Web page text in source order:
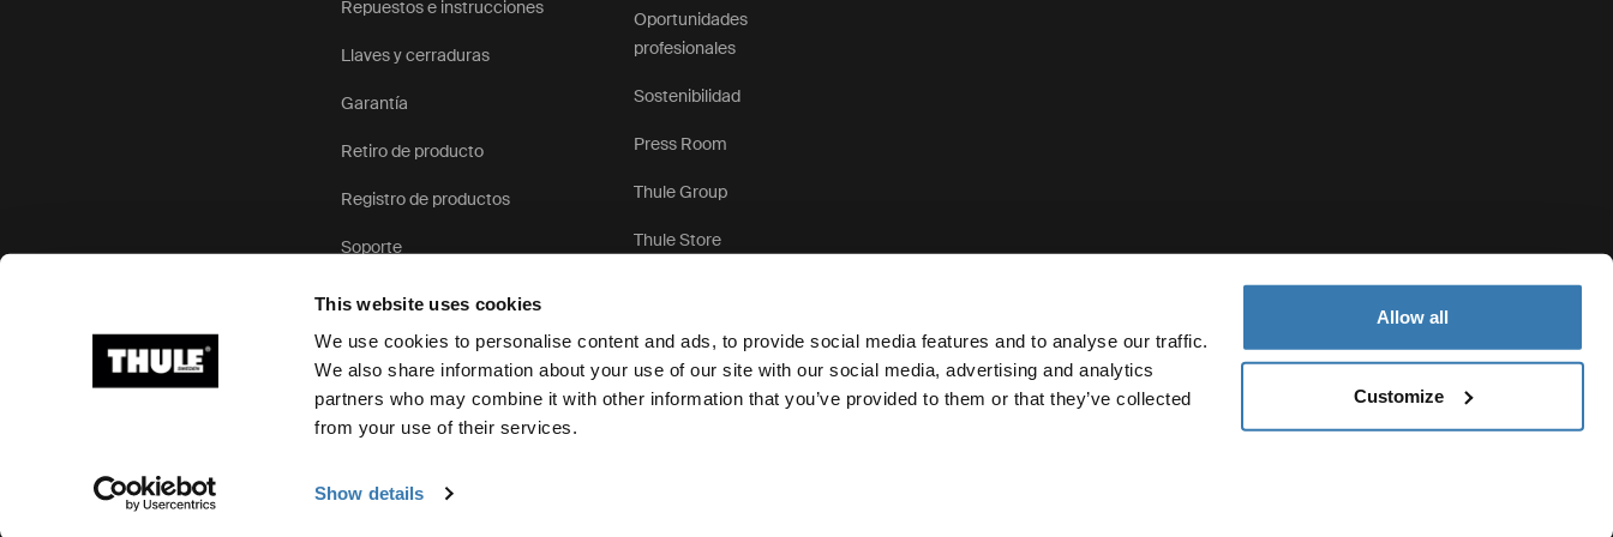
This website uses cookies
We use cookies to personalise content and ads, to provide social media features and to analyse our traffic.
We also share information about your use of our site with our social media, advertising and analytics
partners who may combine it with other information that you’ve provided to them or that they’ve collected
from your use of their services.
Show details
Allow all
Customize
Repuestos e instrucciones
Llaves y cerraduras
Garantía
Retiro de producto
Registro de productos
Soporte
Oportunidades
profesionales
Sostenibilidad
Press Room
Thule Group
Thule Store
Ⓒ 2026 Thule Group Todos los derechos reservados Aviso de privacidad Política de cookies Configuración de cookies Current market/